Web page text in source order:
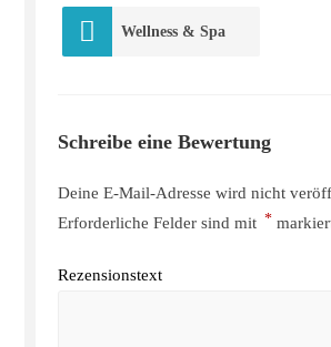
Wellness & Spa
Schreibe eine Bewertung
Deine E-Mail-Adresse wird nicht
Erforderliche Felder sind mit *
Rezensionstext